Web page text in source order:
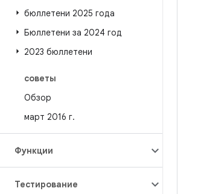
бюллетени 2025 года
Бюллетени за 2024 год
2023 бюллетени
советы
Обзор
март 2016 г.
Функции
Тестирование